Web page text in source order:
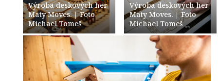
Výroba deskových her
Maty Moves. | Foto
Michael Tomeš
Výroba deskových her
Maty Moves. | Foto
Michael Tomeš